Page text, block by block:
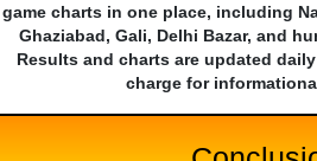
game charts in one place, including
Ghaziabad, Gali, Delhi Bazar, and
Results and charts are updated
charge for